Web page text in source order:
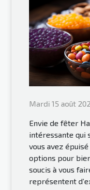
Mardi 15 août
Envie de fêter
intéressante qui
vous avez
options pour
soucis à vous
représentent